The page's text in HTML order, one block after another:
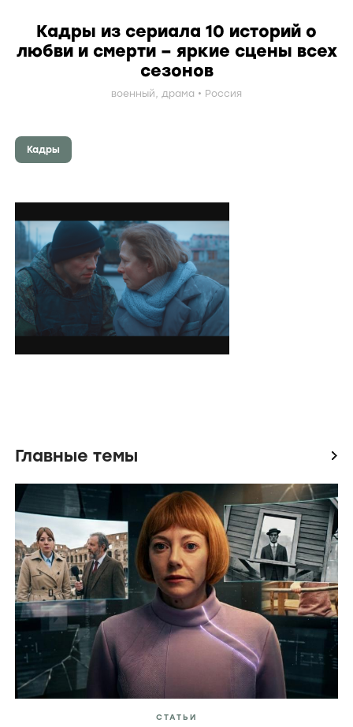
Кадры из сериала 10 историй о
любви и смерти – яркие сцены всех
сезонов
военный, драма Россия
Кадры
Главные темы icon
СТАТЬИ